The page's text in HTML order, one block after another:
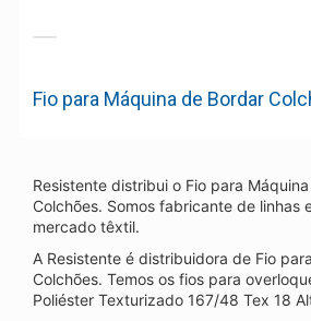
Fio para Máquina de Bordar
Resistente distribui o Fio para
Colchões. Somos fabricante de linhas
mercado têxtil.
A Resistente é distribuidora de Fio
Colchões. Temos os fios para
Poliéster Texturizado 167/48 Tex 18